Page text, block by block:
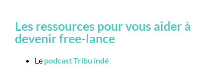
Les ressources pour vous aider à
devenir free-lance
Le podcast Tribu indé